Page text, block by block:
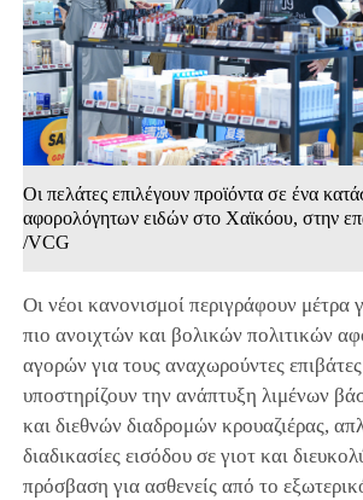
Οι πελάτες επιλέγουν προϊόντα σε ένα
αφορολόγητων ειδών στο Χαϊκόου, στην
/VCG
Οι νέοι κανονισμοί περιγράφουν μέτρα
πιο ανοιχτών και βολικών πολιτικών
αγορών για τους αναχωρούντες
υποστηρίζουν την ανάπτυξη λιμένων
και διεθνών διαδρομών κρουαζιέρας,
διαδικασίες εισόδου σε γιοτ και
πρόσβαση για ασθενείς από το